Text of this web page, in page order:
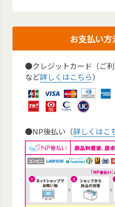
お支払い
●クレジットカード（ご
など詳しくはこちら）
●NP後払い（詳しくはこ